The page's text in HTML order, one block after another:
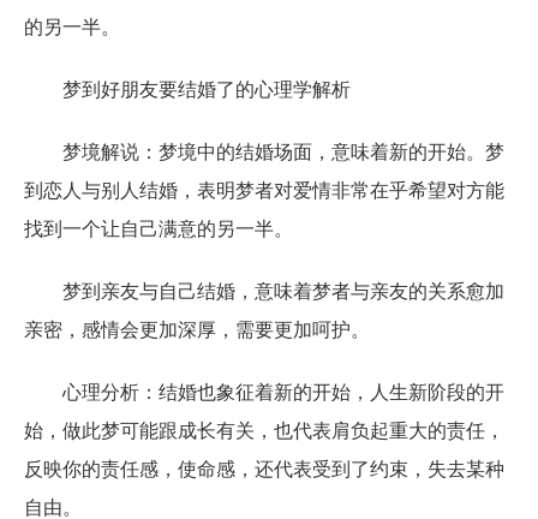
的另一半。
梦到好朋友要结婚了的心理学解析
梦境解说：梦境中的结婚场面，意味着新的开始。梦
到恋人与别人结婚，表明梦者对爱情非常在乎希望对方能
找到一个让自己满意的另一半。
梦到亲友与自己结婚，意味着梦者与亲友的关系愈加
亲密，感情会更加深厚，需要更加呵护。
心理分析：结婚也象征着新的开始，人生新阶段的开
始，做此梦可能跟成长有关，也代表肩负起重大的责任，
反映你的责任感，使命感，还代表受到了约束，失去某种
自由。